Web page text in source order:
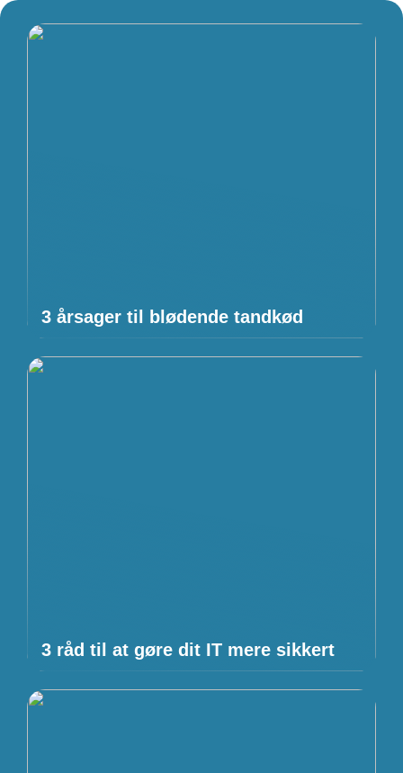
3 årsager til blødende tandkød
3 råd til at gøre dit IT mere sikkert